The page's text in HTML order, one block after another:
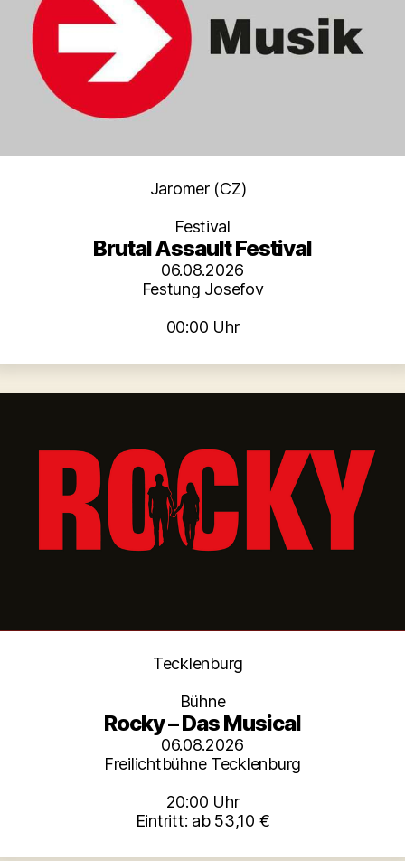
Kategorien
Jaromer (CZ)
Festival
Brutal Assault Festival
06.08.2026
Festung Josefov
00:00 Uhr
Kategorien
Tecklenburg
Bühne
Rocky – Das Musical
06.08.2026
Freilichtbühne Tecklenburg
20:00 Uhr
Eintritt: ab 53,10 €